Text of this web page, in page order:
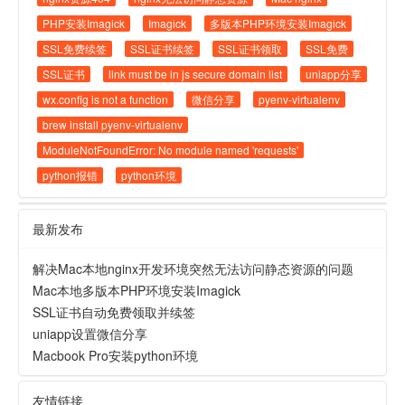
PHP安装Imagick
Imagick
多版本PHP环境安装Imagick
SSL免费续签
SSL证书续签 SSL证书领取
SSL免费
SSL证书
link must be in js secure domain list
uniapp分享
wx.config is not a function
微信分享
pyenv-virtualenv
brew install pyenv-virtualenv
ModuleNotFoundError: No module named 'requests'
python报错
python环境
最新发布
解决Mac本地nginx开发环境突然无法访问静态资源的问题
Mac本地多版本PHP环境安装Imagick
SSL证书自动免费领取并续签
uniapp设置微信分享
Macbook Pro安装python环境
友情链接